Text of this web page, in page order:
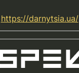
https://darnytsia.ua/